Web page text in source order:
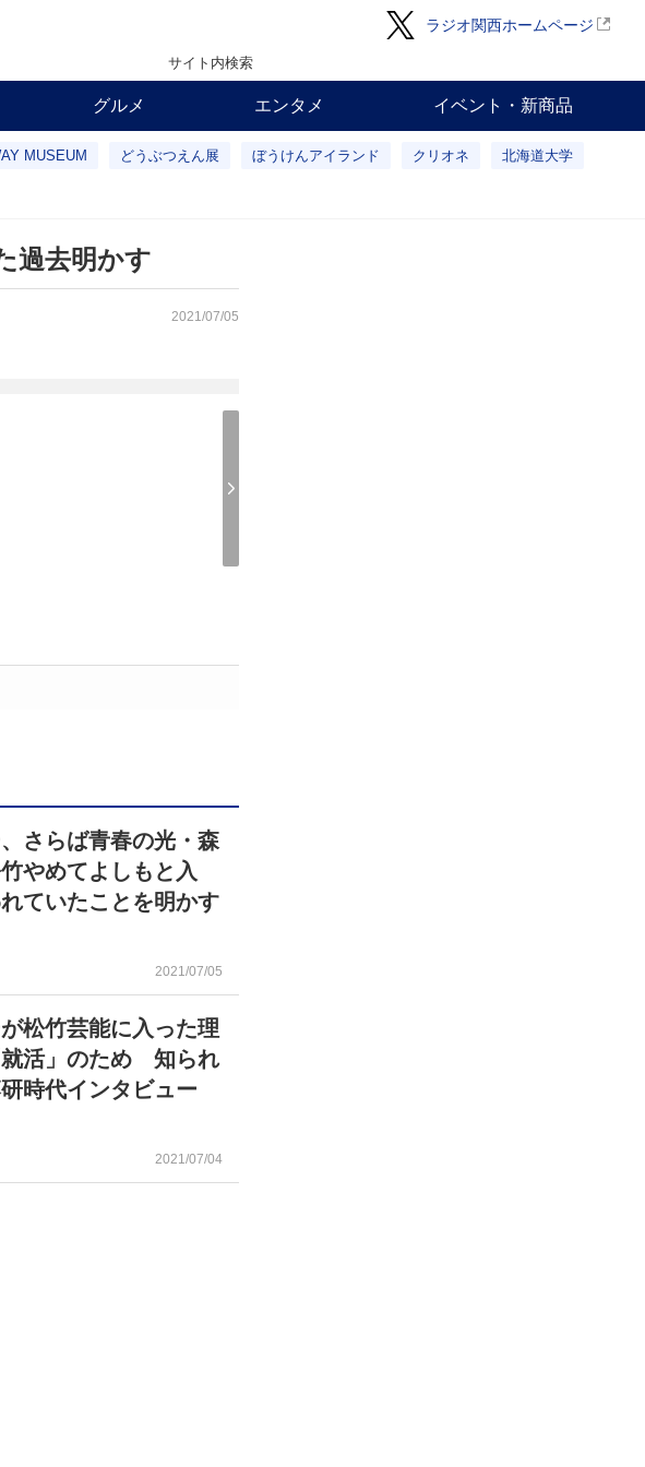
ラジオ関西ホームページ
サイト内検索
グルメ エンタメ イベント・新商品
MUSEUM どうぶつえん展 ぼうけんアイランド クリオネ 北海道大学
過去明かす
2021/07/05
さらば青春の光・森
やめてよしもと入
ていたことを明かす
2021/07/05
松竹芸能に入った理
活」のため 知られ
時代インタビュー
2021/07/04